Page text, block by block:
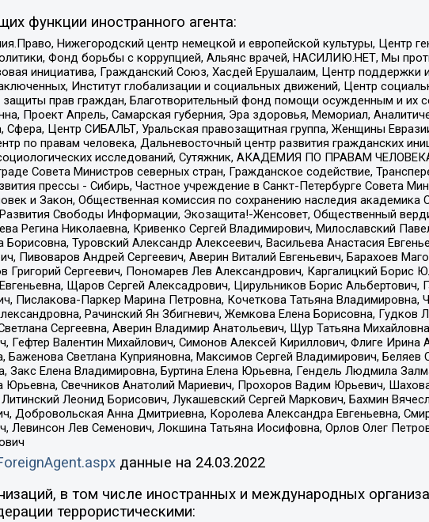
функции иностранного агента:
Нижегородский центр немецкой и европейской культуры, Центр
Фонд борьбы с коррупцией, Альянс врачей, НАСИЛИЮ.НЕТ, Мы
инициатива, Гражданский Союз, Хасдей Ерушалаим, Центр поддержки
Институт глобализации и социальных движений, Центр
прав граждан, Благотворительный фонд помощи осужденным и их
Проект Апрель, Самарская губерния, Эра здоровья, Мемориал,
Центр СИБАЛЬТ, Уральская правозащитная группа, Женщины
по правам человека, Дальневосточный центр развития гражданских
исследований, Сутяжник, АКАДЕМИЯ ПО ПРАВАМ
Совета Министров северных стран, Гражданское содействие,
прессы - Сибирь, Частное учреждение в Санкт-Петербурге Совета
и Закон, Общественная комиссия по сохранению наследия
Свободы Информации, Экозащита!-Женсовет, Общественный
Регина Николаевна, Кривенко Сергей Владимирович, Милославский
Туровский Александр Алексеевич, Васильева Анастасия
Пивоваров Андрей Сергеевич, Аверин Виталий Евгеньевич, Барахоев
Сергеевич, Пономарев Лев Александрович, Каргалицкий Борис
Щаров Сергей Алексадрович, Цирульников Борис Альбертович,
Пислакова-Паркер Марина Петровна, Кочеткова Татьяна Владимировна,
Рачинский Ян Збигневич, Жемкова Елена Борисовна,
Сергеевна, Аверин Владимир Анатольевич, Щур Татьяна
Валентин Михайлович, Симонов Алексей Кириллович, Флиге Ирина
Светлана Куприяновна, Максимов Сергей Владимирович, Беляев
Закс Елена Владимировна, Буртина Елена Юрьевна, Гендель Людмила
Свечников Анатолий Мариевич, Прохоров Вадим Юрьевич,
Леонид Борисович, Лукашевский Сергей Маркович, Бахмин
Добровольская Анна Дмитриевна, Королева Александра Евгеньевна,
Левинсон Лев Семенович, Локшина Татьяна Иосифовна, Орлов Олег
данные на 24.03.2022
в том числе иностранных и международных
террористическими: